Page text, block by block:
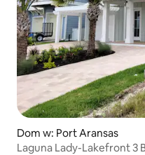
Dom w: Port Aransas
Laguna Lady-Lakefront 3